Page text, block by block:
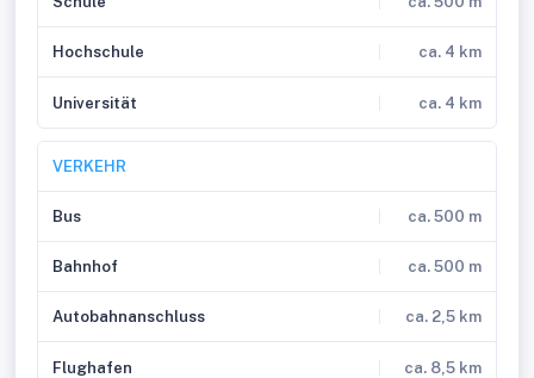
Hochschule ca. 4 km
Universität ca. 4 km
VERKEHR
Bus ca. 500 m
Bahnhof ca. 500 m
Autobahnanschluss ca. 2,5 km
Flughafen ca. 8,5 km